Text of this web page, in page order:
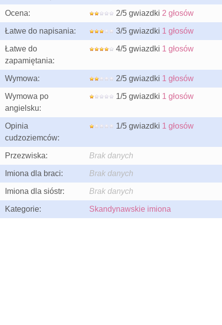
Ocena: 2/5 gwiazdki 2 głosów
Łatwe do napisania: 3/5 gwiazdki 1 głosów
Łatwe do
zapamiętania:
4/5 gwiazdki 1 głosów
Wymowa: 2/5 gwiazdki 1 głosów
Wymowa po
angielsku:
1/5 gwiazdki 1 głosów
Opinia
cudzoziemców:
1/5 gwiazdki 1 głosów
Przezwiska: Brak danych
Imiona dla braci: Brak danych
Imiona dla sióstr: Brak danych
Kategorie: Skandynawskie imiona